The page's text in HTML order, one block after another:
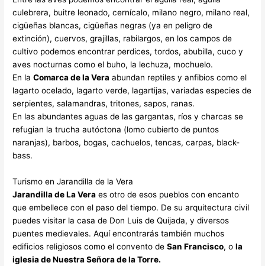
culebrera, buitre leonado, cernícalo, milano negro, milano real,
cigüeñas blancas, cigüeñas negras (ya en peligro de
extinción), cuervos, grajillas, rabilargos, en los campos de
cultivo podemos encontrar perdices, tordos, abubilla, cuco y
aves nocturnas como el buho, la lechuza, mochuelo.
En laComarca de la Vera abundan reptiles y anfibios como el
lagarto ocelado, lagarto verde, lagartijas, variadas especies de
serpientes, salamandras, tritones, sapos, ranas.
En las abundantes aguas de las gargantas, ríos y charcas se
refugian la trucha autóctona (lomo cubierto de puntos
naranjas), barbos, bogas, cachuelos, tencas, carpas, black-
bass.
Turismo en Jarandilla de la Vera
Jarandilla de La Vera es otro de esos pueblos con encanto
que embellece con el paso del tiempo. De su arquitectura civil
puedes visitar la casa de Don Luis de Quijada, y diversos
puentes medievales. Aquí encontrarás también muchos
edificios religiosos como el convento deSan Francisco, ola
iglesia de Nuestra Señora de la Torre.